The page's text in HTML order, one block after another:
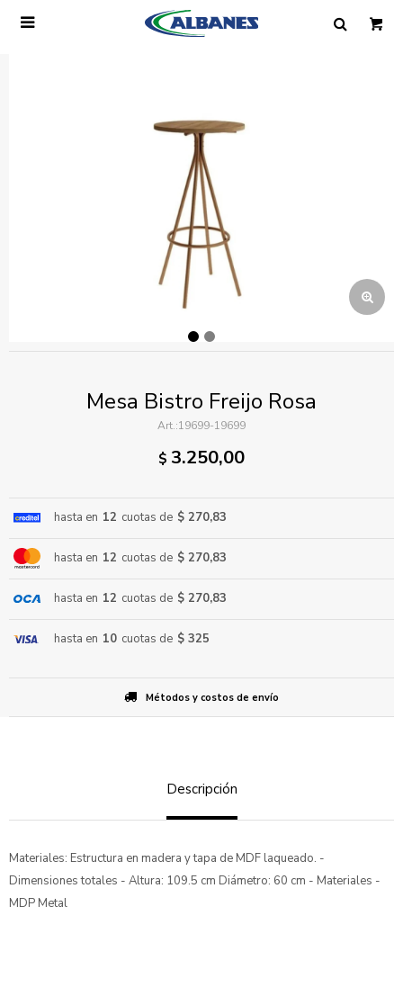

Mesa Bistro Freijo Rosa
19699-19699
$ 3.250,00
hasta en 12 cuotas de $ 270,83
hasta en 12 cuotas de $ 270,83
hasta en 12 cuotas de $ 270,83
hasta en 10 cuotas de $ 325
Métodos y costos de envío
Descripción
Materiales: Estructura en madera y tapa de MDF laqueado. -
Dimensiones totales - Altura: 109.5 cm Diámetro: 60 cm - Materiales -
MDP Metal
ENVIAR